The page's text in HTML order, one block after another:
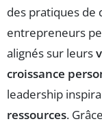
des pratiques de
entrepreneurs
alignés sur leurs
croissance
leadership
ressources.